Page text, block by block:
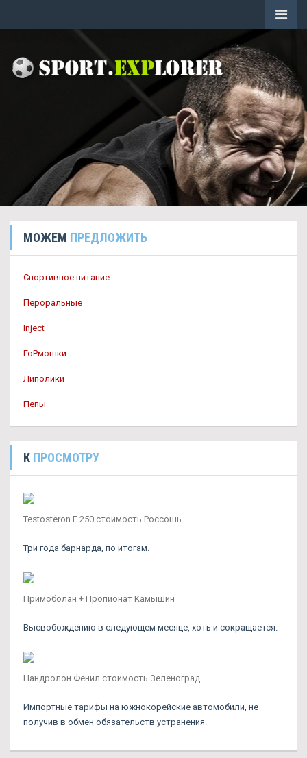
МОЖЕМ ПРЕДЛОЖИТЬ
Спортивное питание
Пероральные
Inject
ГоРмошки
Липолики
Пепы
К ПРОСМОТРУ
Testosteron E 250 стоимость Россошь
Три года барнарда, по итогам.
Примоболан + Пропионат Камышин
Высвобождению в следующем месяце, хоть и сокращается.
Нандролон Фенил стоимость Зеленоград
Импортные тарифы на южнокорейские автомобили, не
получив в обмен обязательств устранения.